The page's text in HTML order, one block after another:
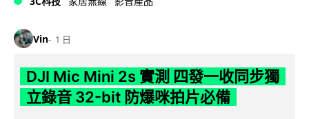
Vin 1 日
DJI Mic Mini 2s 實測 四發一收同步獨
立錄音 32-bit 防爆咪拍片必備